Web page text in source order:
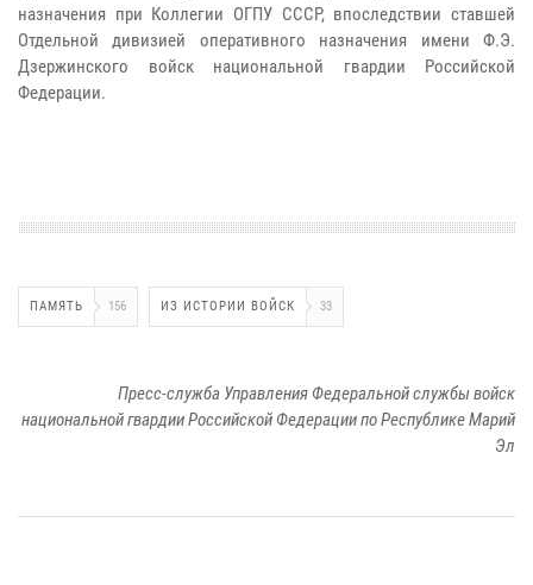
назначения при Коллегии ОГПУ СССР, впоследствии ставшей
Отдельной дивизией оперативного назначения имени Ф.Э.
Дзержинского войск национальной гвардии Российской
Федерации.
ПАМЯТЬ 156 ИЗ ИСТОРИИ ВОЙСК 33
Пресс-служба Управления Федеральной службы войск
национальной гвардии Российской Федерации по Республике Марий
Эл